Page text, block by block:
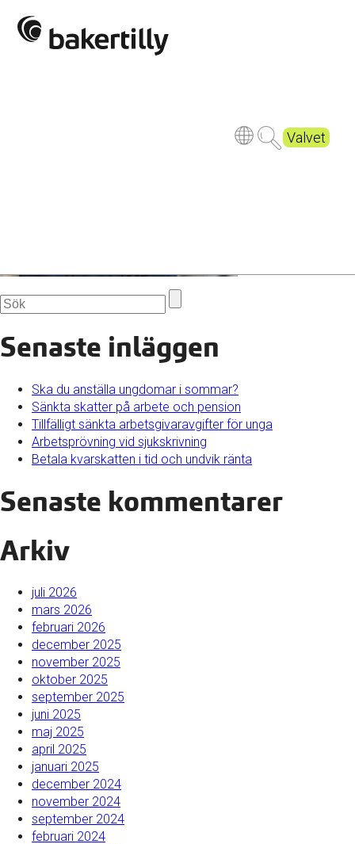
Valvet
_DSC6561beskuren
Senaste inläggen
Ska du anställa ungdomar i sommar?
Sänkta skatter på arbete och pension
Tillfälligt sänkta arbetsgivaravgifter för unga
Arbetsprövning vid sjukskrivning
Betala kvarskatten i tid och undvik ränta
Senaste kommentarer
Arkiv
juli 2026
mars 2026
februari 2026
december 2025
november 2025
oktober 2025
september 2025
juni 2025
maj 2025
april 2025
januari 2025
december 2024
november 2024
september 2024
februari 2024